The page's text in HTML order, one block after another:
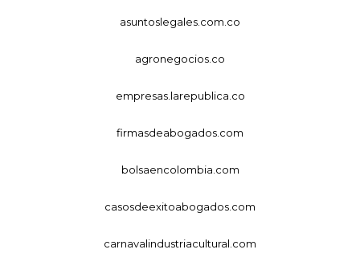
asuntoslegales.com.co
agronegocios.co
empresas.larepublica.co
firmasdeabogados.com
bolsaencolombia.com
casosdeexitoabogados.com
carnavalindustriacultural.com